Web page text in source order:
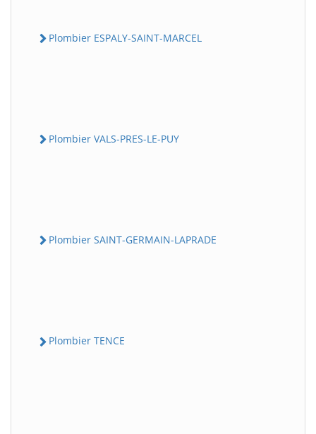
Plombier ESPALY-SAINT-MARCEL
Plombier VALS-PRES-LE-PUY
Plombier SAINT-GERMAIN-LAPRADE
Plombier TENCE